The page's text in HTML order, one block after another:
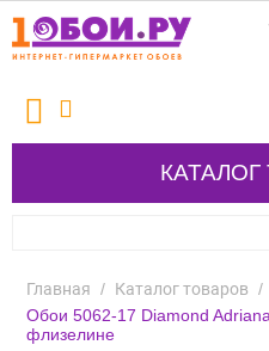
Главная / Каталог товаров /
Обои 5062-17 Diamond
флизелине